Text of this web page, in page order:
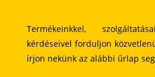
Termékeinkkel,
kérdéseivel forduljon
írjon nekünk az alábbi űrlap